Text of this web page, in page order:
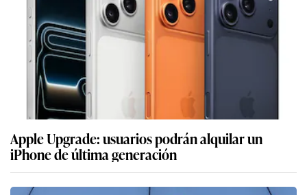
Apple Upgrade: usuarios podrán alquilar un
iPhone de última generación